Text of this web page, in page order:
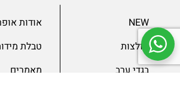
NEW
חולצות
בגדי ערב
אודות
טבלת
מאמרים